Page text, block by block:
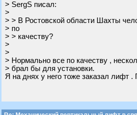
> SergS писал:
>
> > В Ростовской области Шахты
> по
> > качеству?
>
>
> Нормально все по качеству ,
> брал бы для установки.
Я на днях у него тоже заказал лифт